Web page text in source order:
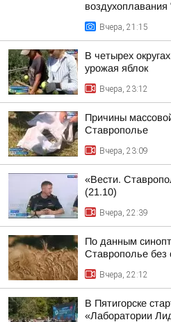
Вчера, 21:15
В четырех
урожая яблок
Вчера, 23:12
Причины
Ставрополье
Вчера, 23:09
«Вести.
(21.10)
Вчера, 22:39
По данным
Ставрополье без
Вчера, 22:12
В Пятигорске
«Лаборатории